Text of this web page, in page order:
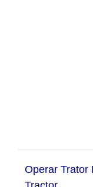
Operar Trator